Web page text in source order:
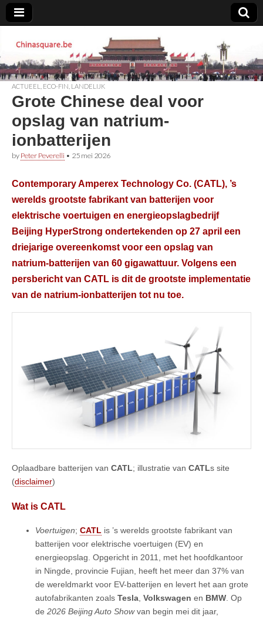
Chinasquare.be
ACTUEEL ECO-FIN LANDELIJK
Grote Chinese deal voor
opslag van natrium-
ionbatterijen
by Peter Peverelli • 25 mei 2026
Contemporary Amperex Technology Co. (CATL), ’s
werelds grootste fabrikant van batterijen voor
elektrische voertuigen en energieopslagbedrijf
Beijing HyperStrong ondertekenden op 27 april een
driejarige overeenkomst voor een opslag van
natrium-batterijen van 60 gigawattuur. Volgens een
persbericht van CATL is dit de grootste implementatie
van de natrium-ionbatterijen tot nu toe.
Oplaadbare batterijen van CATL; illustratie van CATLs site
(disclaimer)
Wat is CATL
Voertuigen; CATL is ’s werelds grootste fabrikant van
batterijen voor elektrische voertuigen (EV) en
energieopslag. Opgericht in 2011, met het hoofdkantoor
in Ningde, provincie Fujian, heeft het meer dan 37% van
de wereldmarkt voor EV-batterijen en levert het aan grote
autofabrikanten zoals Tesla, Volkswagen en BMW. Op
de 2026 Beijing Auto Showvan begin mei dit jaar,